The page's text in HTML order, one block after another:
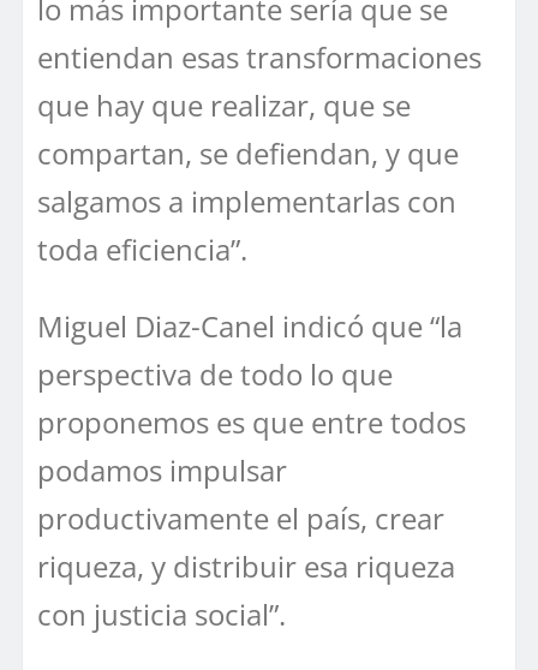
lo más importante sería que se
entiendan esas transformaciones
que hay que realizar, que se
compartan, se defiendan, y que
salgamos a implementarlas con
toda eficiencia”.
Miguel Diaz-Canel indicó que “la
perspectiva de todo lo que
proponemos es que entre todos
podamos impulsar
productivamente el país, crear
riqueza, y distribuir esa riqueza
con justicia social”.